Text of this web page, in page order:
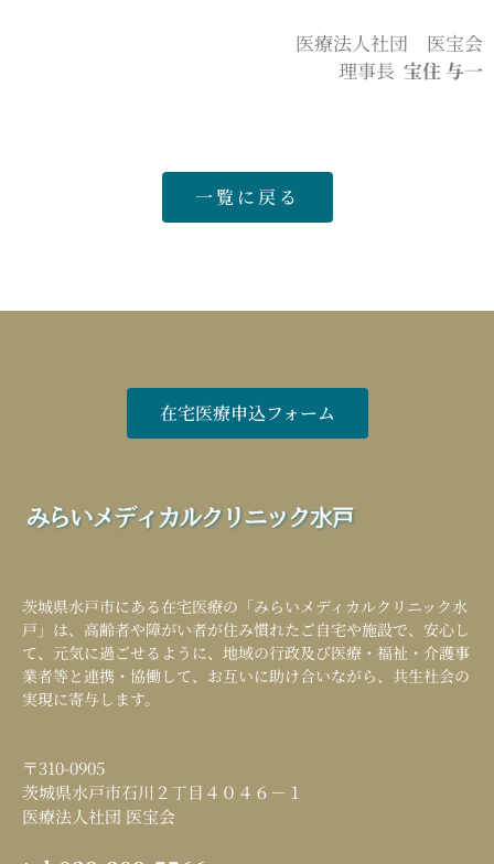
医療法人社団 医宝会
理事長 宝住 与一
一覧に戻る
在宅医療申込フォーム
茨城県水戸市にある在宅医療の「みらいメディカルクリニック水
戸 」は、高齢者や障がい者が住み慣れたご自宅や施設で、安心し
て、元気に過ごせるように、地域の行政及び医療・福祉・介護事
業者等と連携・協働して、お互いに助け合いながら、共生社会の
実現に寄与します。
〒310-0905
茨城県水戸市石川２丁目４０４６－１
医療法人社団 医宝会